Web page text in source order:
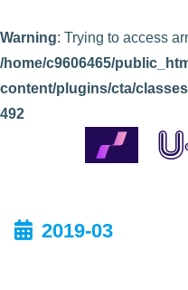
Warning: Trying to access
/home/c9606465/
content/plugins/cta/
492
2019-03